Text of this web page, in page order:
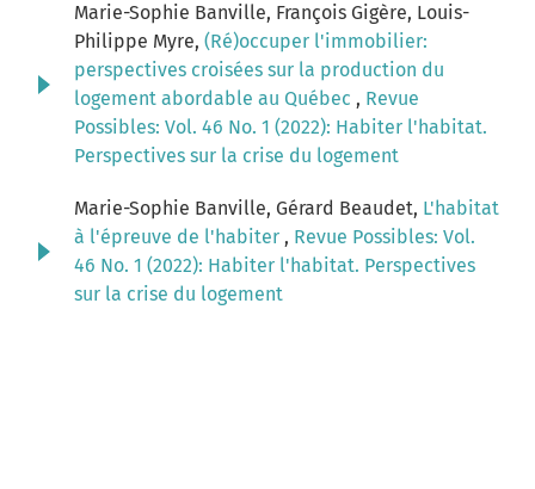
Marie-Sophie Banville, François Gigère, Louis-
Philippe Myre, (Ré)occuper l'immobilier:
perspectives croisées sur la production du
logement abordable au Québec , Revue
Possibles: Vol. 46 No. 1 (2022): Habiter l'habitat.
Perspectives sur la crise du logement
Marie-Sophie Banville, Gérard Beaudet, L'habitat
à l'épreuve de l'habiter , Revue Possibles: Vol.
46 No. 1 (2022): Habiter l'habitat. Perspectives
sur la crise du logement